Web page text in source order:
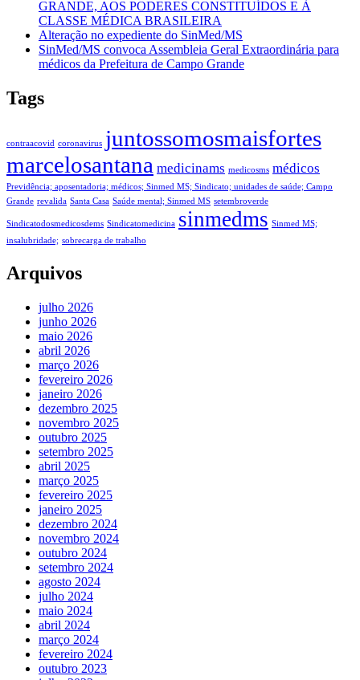
GRANDE, AOS PODERES CONSTITUÍDOS E À
CLASSE MÉDICA BRASILEIRA
Alteração no expediente do SinMed/MS
SinMed/MS convoca Assembleia Geral Extraordinária para
médicos da Prefeitura de Campo Grande
Tags
contraacovid coronavirus juntossomosmaisfortes
marcelosantana medicinams medicosms médicos
Previdência; aposentadoria; médicos; Sinmed MS; Sindicato; unidades de saúde; Campo
Grande revalida Santa Casa Saúde mental; Sinmed MS setembroverde
Sindicatodosmedicosdems Sindicatomedicina sinmedms Sinmed MS;
insalubridade; sobrecarga de trabalho
Arquivos
julho 2026
junho 2026
maio 2026
abril 2026
março 2026
fevereiro 2026
janeiro 2026
dezembro 2025
novembro 2025
outubro 2025
setembro 2025
abril 2025
março 2025
fevereiro 2025
janeiro 2025
dezembro 2024
novembro 2024
outubro 2024
setembro 2024
agosto 2024
julho 2024
maio 2024
abril 2024
março 2024
fevereiro 2024
outubro 2023